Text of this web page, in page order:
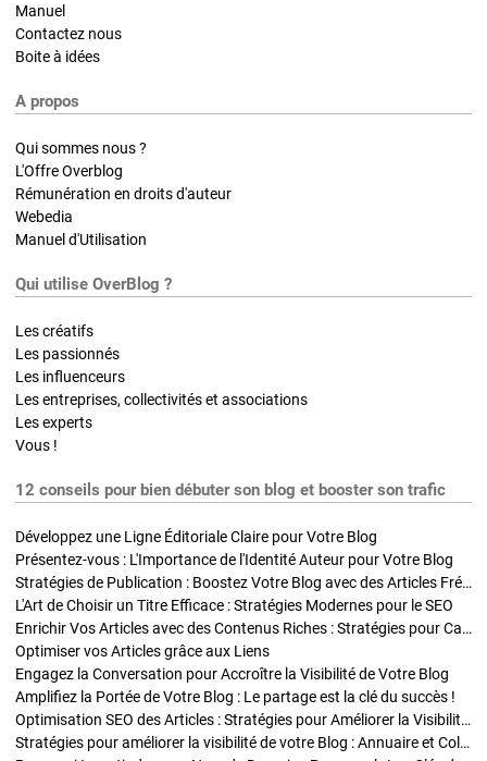
Manuel
Contactez nous
Boite à idées
A propos
Qui sommes nous ?
L'Offre Overblog
Rémunération en droits d'auteur
Webedia
Manuel d'Utilisation
Qui utilise OverBlog ?
Les créatifs
Les passionnés
Les influenceurs
Les entreprises, collectivités et associations
Les experts
Vous !
12 conseils pour bien débuter son blog et booster son trafic
Développez une Ligne Éditoriale Claire pour Votre Blog
Présentez-vous : L'Importance de l'Identité Auteur pour Votre Blog
Stratégies de Publication : Boostez Votre Blog avec des Articles Fréquents et Exclusifs
L'Art de Choisir un Titre Efficace : Stratégies Modernes pour le SEO
Enrichir Vos Articles avec des Contenus Riches : Stratégies pour Captiver et Optimiser
Optimiser vos Articles grâce aux Liens
Engagez la Conversation pour Accroître la Visibilité de Votre Blog
Amplifiez la Portée de Votre Blog : Le partage est la clé du succès !
Optimisation SEO des Articles : Stratégies pour Améliorer la Visibilité de Votre Blog
Stratégies pour améliorer la visibilité de votre Blog : Annuaire et Collaborations